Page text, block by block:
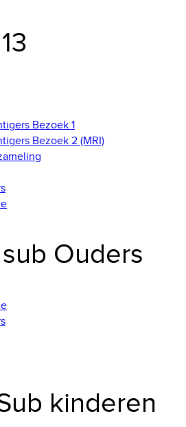
Bezoek 1
Bezoek 2 (MRI)
Ouders
kinderen